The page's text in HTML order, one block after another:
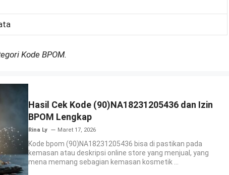
Kode BPOM.
Hasil Cek Kode (90)NA18231205436 dan Izin
BPOM Lengkap
Rina Ly Maret 17, 2026
Kode bpom (90)NA18231205436 bisa di pastikan pada
kemasan atau deskripsi online store yang menjual, yang
mena memang sebagian kemasan kosmetik ...